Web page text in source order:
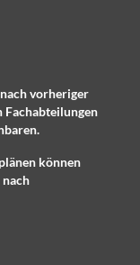
vorheriger
Fachabteilungen
können